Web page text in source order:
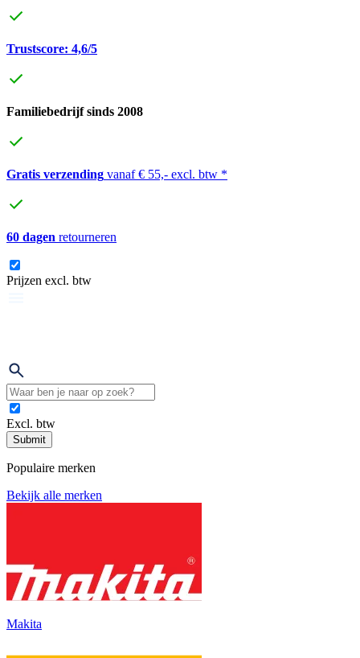
Trustscore: 4,6/5
Familiebedrijf sinds 2008
Gratis verzending vanaf € 55,- excl. btw *
60 dagen retourneren
Prijzen excl. btw
Excl. btw
Submit
Populaire merken
Bekijk alle merken
Makita